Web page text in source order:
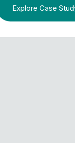
Explore Case